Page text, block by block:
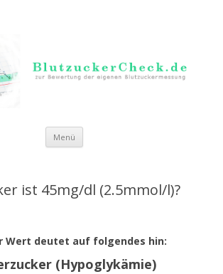
Menü Zum Inhalt springen
ist 45mg/dl (2.5mmol/l)?
Wert deutet auf folgendes hin:
(Hypoglykämie)